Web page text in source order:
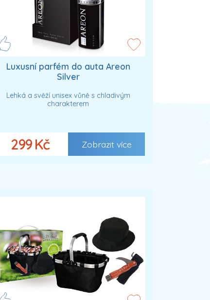
Luxusní parfém do auta Areon
Silver
Lehká a svěží unisex vůně s chladivým
charakterem
299 Kč Zobrazit více